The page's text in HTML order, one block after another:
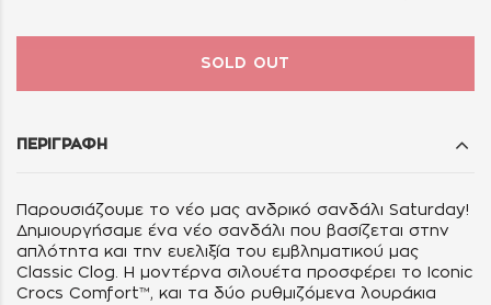
SOLD OUT
ΠΕΡΙΓΡΑΦΗ
Παρουσιάζουμε το νέο μας ανδρικό σανδάλι Saturday!
Δημιουργήσαμε ένα νέο σανδάλι που βασίζεται στην
απλότητα και την ευελιξία του εμβληματικού μας
Classic Clog. Η μοντέρνα σιλουέτα προσφέρει το Iconic
Crocs Comfort™, και τα δύο ρυθμιζόμενα λουράκια